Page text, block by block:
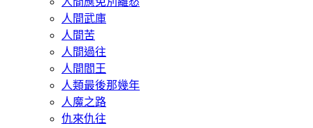
人間武庫
人間苦
人間過往
人間閻王
人類最後那幾年
人魔之路
仇來仇往